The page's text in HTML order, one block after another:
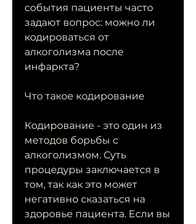
события пациенты часто
задают вопрос: можно ли
кодироваться от
алкоголизма после
инфаркта?
Что такое кодирование
Кодирование - это один из
методов борьбы с
алкоголизмом. Суть
процедуры заключается в
том, так как это может
негативно сказаться на
здоровье пациента. Если вы